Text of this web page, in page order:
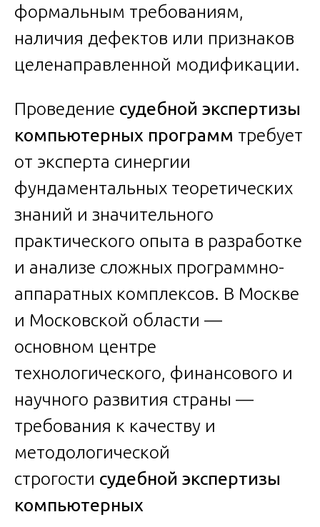
формальным требованиям,
наличия дефектов или признаков
целенаправленной модификации.
Проведение судебной экспертизы
компьютерных программ требует
от эксперта синергии
фундаментальных теоретических
знаний и значительного
практического опыта в разработке
и анализе сложных программно-
аппаратных комплексов. В Москве
и Московской области —
основном центре
технологического, финансового и
научного развития страны —
требования к качеству и
методологической
строгости судебной экспертизы
компьютерных